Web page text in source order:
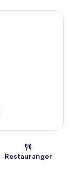
Restauranger